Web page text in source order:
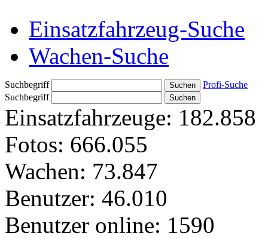
Einsatzfahrzeug-Suche
Wachen-Suche
Suchbegriff
Profi-Suche
Suchbegriff
Einsatzfahrzeuge: 182.858
Fotos: 666.055
Wachen: 73.847
Benutzer: 46.010
Benutzer online: 1590